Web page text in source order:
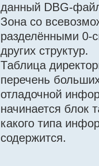
данный DBG-
Зона со
разделёнными 0-
других структур.
Таблица
перечень
отладочной
начинается блок
какого типа
содержится.